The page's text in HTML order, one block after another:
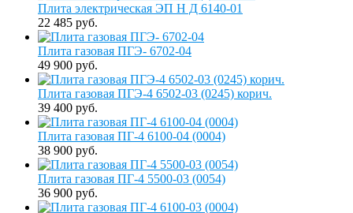
Плита электрическая ЭП Н Д 6140-01
22 485 руб.
Плита газовая ПГЭ- 6702-04
49 900 руб.
Плита газовая ПГЭ-4 6502-03 (0245) корич.
39 400 руб.
Плита газовая ПГ-4 6100-04 (0004)
38 900 руб.
Плита газовая ПГ-4 5500-03 (0054)
36 900 руб.